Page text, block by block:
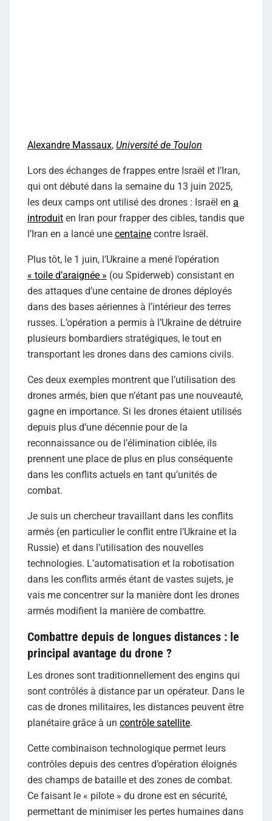
Alexandre Massaux, Université de Toulon
Lors des échanges de frappes entre Israël et l’Iran,
qui ont débuté dans la semaine du 13 juin 2025,
les deux camps ont utilisé des drones : Israël en a
introduit en Iran pour frapper des cibles, tandis que
l’Iran en a lancé une centaine contre Israël.
Plus tôt, le 1 juin, l’Ukraine a mené l’opération
« toile d’araignée » (ou Spiderweb) consistant en
des attaques d’une centaine de drones déployés
dans des bases aériennes à l’intérieur des terres
russes. L’opération a permis à l’Ukraine de détruire
plusieurs bombardiers stratégiques, le tout en
transportant les drones dans des camions civils.
Ces deux exemples montrent que l’utilisation des
drones armés, bien que n’étant pas une nouveauté,
gagne en importance. Si les drones étaient utilisés
depuis plus d’une décennie pour de la
reconnaissance ou de l’élimination ciblée, ils
prennent une place de plus en plus conséquente
dans les conflits actuels en tant qu’unités de
combat.
Je suis un chercheur travaillant dans les conflits
armés (en particulier le conflit entre l’Ukraine et la
Russie) et dans l’utilisation des nouvelles
technologies. L’automatisation et la robotisation
dans les conflits armés étant de vastes sujets, je
vais me concentrer sur la manière dont les drones
armés modifient la manière de combattre.
Combattre depuis de longues distances : le
principal avantage du drone ?
Les drones sont traditionnellement des engins qui
sont contrôlés à distance par un opérateur. Dans le
cas de drones militaires, les distances peuvent être
planétaire grâce à un contrôle satellite.
Cette combinaison technologique permet leurs
contrôles depuis des centres d’opération éloignés
des champs de bataille et des zones de combat.
Ce faisant le « pilote » du drone est en sécurité,
permettant de minimiser les pertes humaines dans